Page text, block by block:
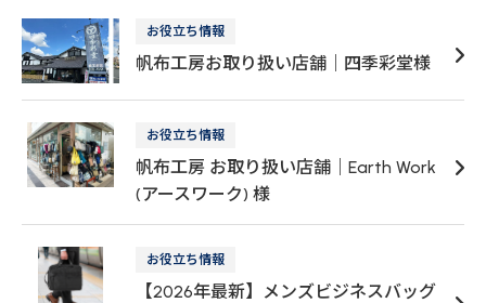
お役立ち情報
帆布工房お取り扱い店舗｜四季彩堂様
お役立ち情報
帆布工房 お取り扱い店舗｜Earth Work
(アースワーク) 様
お役立ち情報
【2026年最新】メンズビジネスバッグ